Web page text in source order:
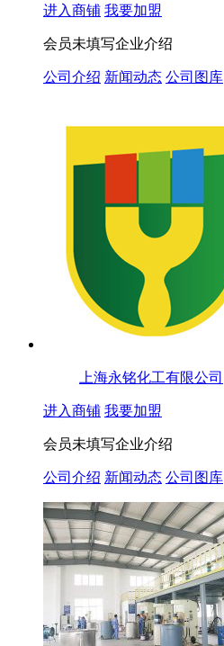
进入商铺 我要加盟
会员未填写企业介绍
公司介绍 新闻动态 公司图库
上海永铭化工有限公司
进入商铺 我要加盟
会员未填写企业介绍
公司介绍 新闻动态 公司图库